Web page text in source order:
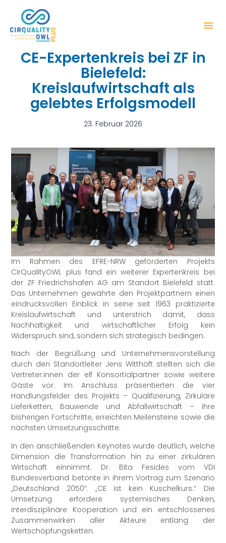
CE-Expertenkreis bei ZF in
Bielefeld:
Kreislaufwirtschaft als
gelebtes Erfolgsmodell
23. Februar 2026
Im Rahmen des EFRE-NRW geförderten Projekts
CirQualityOWL plus fand ein weiterer Expertenkreis bei
der ZF Friedrichshafen AG am Standort Bielefeld statt.
Das Unternehmen gewährte den Projektpartnern einen
eindrucksvollen Einblick in seine seit 1963 praktizierte
Kreislaufwirtschaft und unterstrich damit, dass
Nachhaltigkeit und wirtschaftlicher Erfolg kein
Widerspruch sind, sondern sich strategisch bedingen.
Nach der Begrüßung und Unternehmensvorstellung
durch den Standortleiter Jens Witthöft stellten sich die
Vertreter:innen der elf Konsortialpartner sowie weitere
Gäste vor. Im Anschluss präsentierten die vier
Handlungsfelder des Projekts – Qualifizierung, Zirkuläre
Lieferketten, Bauwende und Abfallwirtschaft – ihre
bisherigen Fortschritte, erreichten Meilensteine sowie die
nächsten Umsetzungsschritte.
In den anschließenden Keynotes wurde deutlich, welche
Dimension die Transformation hin zu einer zirkulären
Wirtschaft einnimmt. Dr. Bita Fesides vom VDI
Bundesverband betonte in ihrem Vortrag zum Szenario
„Deutschland 2050“: „CE ist kein Kuschelkurs.“ Die
Umsetzung erfordere systemisches Denken,
interdisziplinäre Kooperation und ein entschlossenes
Zusammenwirken aller Akteure entlang der
Wertschöpfungsketten.